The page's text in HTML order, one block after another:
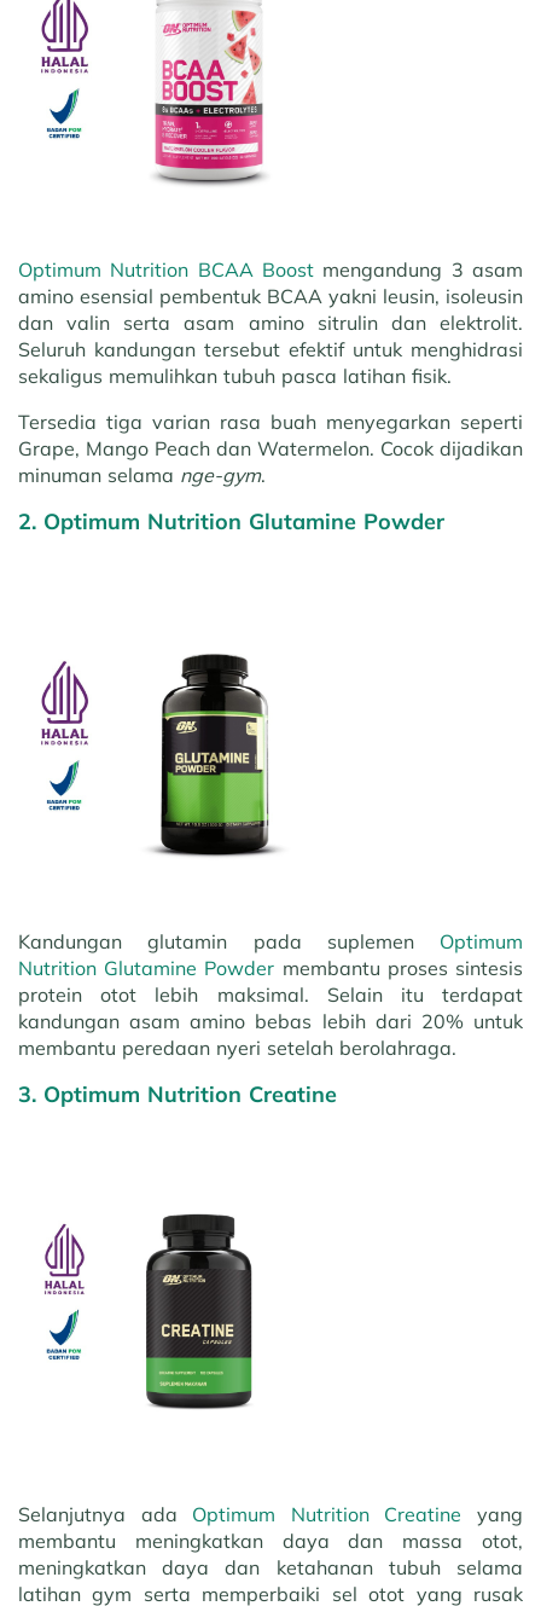
Optimum Nutrition BCAA Boost mengandung 3 asam
amino esensial pembentuk BCAA yakni leusin, isoleusin
dan valin serta asam amino sitrulin dan elektrolit.
Seluruh kandungan tersebut efektif untuk menghidrasi
sekaligus memulihkan tubuh pasca latihan fisik.
Tersedia tiga varian rasa buah menyegarkan seperti
Grape, Mango Peach dan Watermelon. Cocok dijadikan
minuman selama nge-gym.
2. Optimum Nutrition Glutamine Powder
Kandungan glutamin pada suplemen Optimum
Nutrition Glutamine Powder membantu proses sintesis
protein otot lebih maksimal. Selain itu terdapat
kandungan asam amino bebas lebih dari 20% untuk
membantu peredaan nyeri setelah berolahraga.
3. Optimum Nutrition Creatine
Selanjutnya ada Optimum Nutrition Creatine yang
membantu meningkatkan daya dan massa otot,
meningkatkan daya dan ketahanan tubuh selama
latihan gym serta memperbaiki sel otot yang rusak